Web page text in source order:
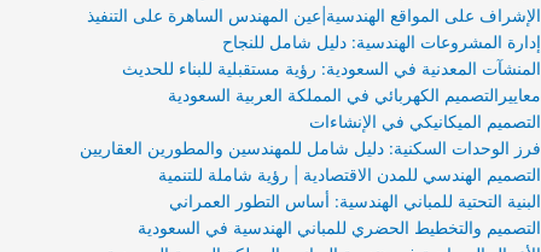
الإشراف على المواقع الهندسية|عين المهندس الساهرة على التنفيذ
إدارة المشروعات الهندسية: دليل شامل للنجاح
المنشآت المعدنية في السعودية: رؤية مستقبلية للبناء للحديث
معاييرالتصميم الكهربائي في المملكة العربية السعودية
التصميم الميكانيكي في الإنشاءات
فرز الوحدات السكنية: دليل شامل للمهندسين والمطورين العقاريين
التصميم الهندسي للمدن الاقتصادية | رؤية شاملة للتنمية
البنية التحتية للمباني الهندسية: أساس التطور العمراني
التصميم والتخطيط الحضري للمباني الهندسية في السعودية